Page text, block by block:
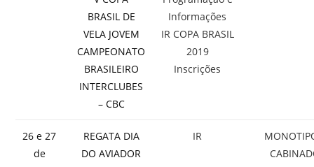
BRASIL DE
VELA JOVEM
CAMPEONATO
BRASILEIRO
INTERCLUBES
– CBC
Informações
IR COPA BRASIL
2019
Inscrições
26 e 27
de
REGATA DIA
DO AVIADOR
IR